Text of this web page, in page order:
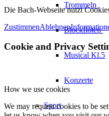
Trommeln
Blockflöten
Musical Kl.5
Konzerte
Sport
Die Bach-Webseite nutzt
ZustimmenAblehnen
Cookie and Privacy
How we use cookies
We may request cookies to be